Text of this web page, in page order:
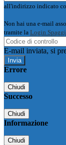
all'indirizzo indicato
Non hai una e-mail
tramite la Login
E-mail inviata, si
Errore
Chiudi
Successo
Chiudi
Informazione
Chiudi